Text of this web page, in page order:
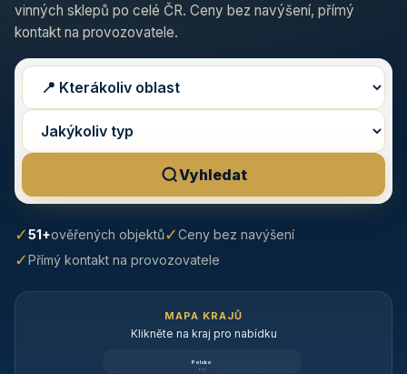
vinných sklepů po celé ČR. Ceny bez navýšení, přímý
kontakt na provozovatele.
Vyhledat
✓51+ověřených objektů✓Ceny bez navýšení
✓Přímý kontakt na provozovatele
MAPA KRAJŮ
Klikněte na kraj pro nabídku
Polsko
brzy